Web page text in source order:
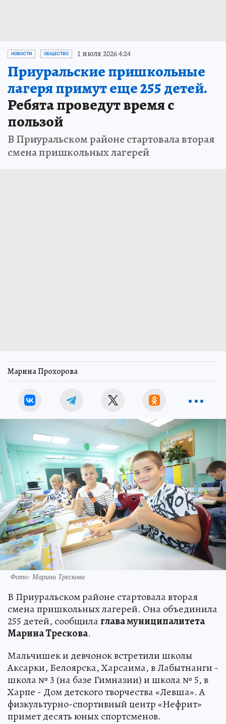
НОВОСТИ ОБЩЕСТВО 1 июля 2026 4:24
Приуральские пришкольные
лагеря примут еще 255 детей.
Ребята проведут время с
пользой
В Приуральском районе стартовала вторая
смена пришкольных лагерей
Марина Прохорова
Фото: Марина Трескова
В Приуральском районе стартовала вторая
смена пришкольных лагерей. Она объединила
255 детей, сообщилаглава муниципалитета
Марина Трескова.
Мальчишек и девчонок встретили школы
Аксарки, Белоярска, Харсаима, в Лабытнанги -
школа № 3 (на базе Гимназии) и школа № 5, в
Харпе - Дом детского творчества «Левша». А
физкультурно-спортивный центр «Нефрит»
примет десять юных спортсменов.